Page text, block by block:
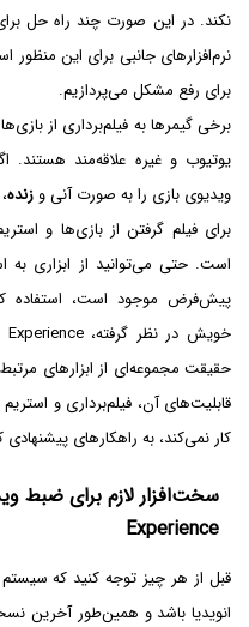
نکند. در این صورت چند راه حل
نرم‌افزارهای جانبی برای این منظور
برای رفع مشکل می‌پردازیم.
برخی گیمرها به فیلم‌برداری از
یوتیوب و غیره علاقه‌مند هستند.
ویدیوی بازی را به صورت آنی و زنده،
برای فیلم گرفتن از بازی‌ها و
است. حتی می‌توانید از ابزاری به
پیش‌فرض موجود است، استفاده
خویش در نظر گرفته، GeForce Experience است.
حقیقت مجموعه‌ای از ابزارهای مرتبط
قابلیت‌های آن، فیلم‌برداری و
کار نمی‌کند، به راهکارهای
Experience
قبل از هر چیز توجه کنید که
انویدیا باشد و همین‌طور آخرین